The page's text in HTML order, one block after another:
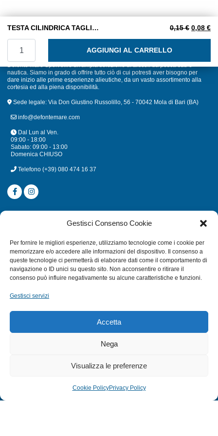
Gestisci Consenso Cookie
Per fornire le migliori esperienze, utilizziamo tecnologie come i cookie per
memorizzare e/o accedere alle informazioni del dispositivo. Il consenso a
queste tecnologie ci permetterà di elaborare dati come il comportamento di
navigazione o ID unici su questo sito. Non acconsentire o ritirare il
consenso può influire negativamente su alcune caratteristiche e funzioni.
Gestisci servizi
Accetta
Nega
Visualizza le preferenze
Cookie PolicyPrivacy Policy
TESTA CILINDRICA TAGLIO CROCE MA 6X16 INOX A2 0,15€ Il
0,08 €Il
AGGIUNGI AL CARRELLO
Defonte Mare Sport offre un'ampia selezione di articoli da pesca sub e
nautica. Siamo in grado di offrire tutto ciò di cui potresti aver bisogno per
dare inizio alle prime esperienze alieutiche, da un vasto assortimento alla
cortesia ed alla piena disponibilità.
Sede legale: Via Don Giustino Russolillo, 56 - 70042 Mola di Bari (BA)
info@defontemare.com
Dal Lun al Ven.
09:00 - 18:00
Sabato: 09:00 - 13:00
Domenica CHIUSO
Telefono (+39) 080 474 16 37
CATEGORIE
MULINELLI
CANNE
ACCESSORI NAUTICI
TERMINI E CONDIZIONI